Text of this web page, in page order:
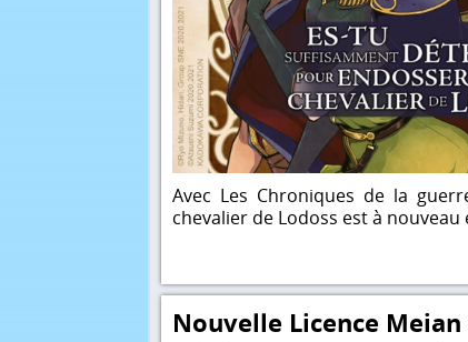
Avec Les Chroniques de la
chevalier de Lodoss est à nouveau
Nouvelle Licence